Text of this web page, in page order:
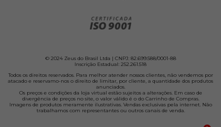
© 2024 Zeus do Brasil Ltda | CNPJ: 82.699.588/0001-88
Inscrição Estadual: 252.261.518
Todos os direitos reservados. Para melhor atender nossos clientes, não vendemos por
atacado e reservamo-nos o direito de limitar, por cliente, a quantidade dos produtos
anunciados.
Os preços e condições da loja virtual estão sujeitos a alterações. Em caso de
divergência de preços no site, o valor válido é o do Carrinho de Compras.
Imagens de produtos meramente ilustrativas. Vendas exclusivas pela internet. Não
trabalhamos com representantes ou outros canais de venda.